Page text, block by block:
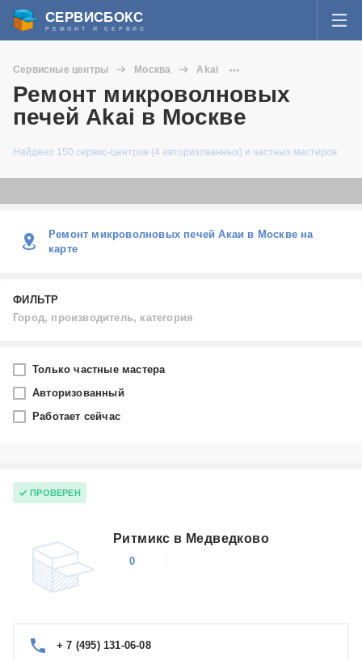
СЕРВИСБОКС
РЕМОНТ И СЕРВИС
Я забыл пароль
СЕРВИСЫ И МАСТЕРА
ЗАДАТЬ ВОПРОС МАСТЕРАМ
Сервисные центры Москва
Akai
Микроволновые печи
Ремонт микроволновых
печей Akai в Москве
Найдено 150 сервис-центров (4 авторизованных) и частных мастеров
Ремонт микроволновых печей Акаи в Москве на
карте
ФИЛЬТР
Город, производитель, категория
Москва
Производитель
Категория
Только частные мастера
Авторизованный
Работает сейчас
ПРОВЕРЕН
Ритмикс в Медведково
0
+ 7 (495) 131-06-08